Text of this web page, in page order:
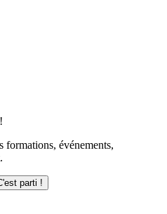
formations, événements,
parti !